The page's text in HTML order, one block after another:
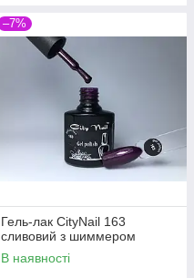
–7%
Гель-лак CityNail 163
сливовий з шиммером
В наявності